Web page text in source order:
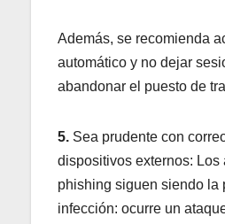
Además, se recomienda
automático y no dejar
abandonar el puesto de
5. Sea prudente con
dispositivos externos: Los
phishing siguen siendo la
infección: ocurre un